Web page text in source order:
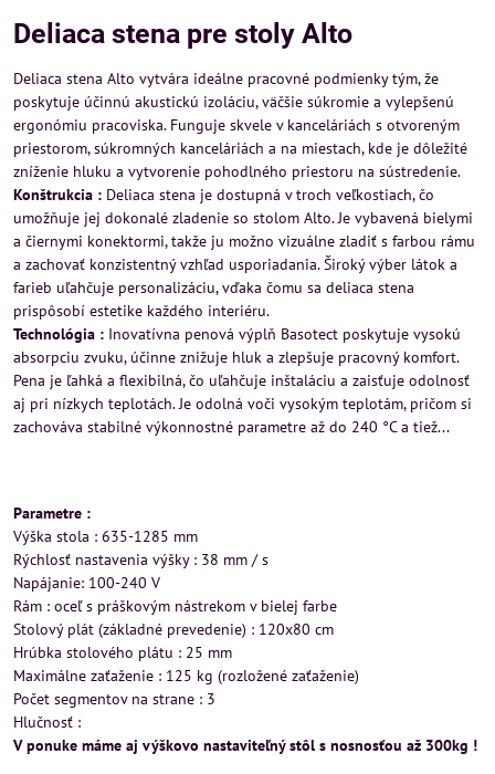
Deliaca stena pre stoly Alto
Deliaca stena Alto vytvára ideálne pracovné podmienky tým, že
poskytuje účinnú akustickú izoláciu, väčšie súkromie a vylepšenú
ergonómiu pracoviska. Funguje skvele v kanceláriách s otvoreným
priestorom, súkromných kanceláriách a na miestach, kde je dôležité
zníženie hluku a vytvorenie pohodlného priestoru na sústredenie.
Konštrukcia : Deliaca stena je dostupná v troch veľkostiach, čo
umožňuje jej dokonalé zladenie so stolom Alto. Je vybavená bielymi
a čiernymi konektormi, takže ju možno vizuálne zladiť s farbou rámu
a zachovať konzistentný vzhľad usporiadania. Široký výber látok a
farieb uľahčuje personalizáciu, vďaka čomu sa deliaca stena
prispôsobí estetike každého interiéru.
Technológia : Inovatívna penová výplň Basotect poskytuje vysokú
absorpciu zvuku, účinne znižuje hluk a zlepšuje pracovný komfort.
Pena je ľahká a flexibilná, čo uľahčuje inštaláciu a zaisťuje odolnosť
aj pri nízkych teplotách. Je odolná voči vysokým teplotám, pričom si
zachováva stabilné výkonnostné parametre až do 240 °C a tiež...
Parametre :
Výška stola : 635-1285 mm
Rýchlosť nastavenia výšky : 38 mm / s
Napájanie: 100-240 V
Rám : oceľ s práškovým nástrekom v bielej farbe
Stolový plát (základné prevedenie) : 120x80 cm
Hrúbka stolového plátu : 25 mm
Maximálne zaťaženie : 125 kg (rozložené zaťaženie)
Počet segmentov na strane : 3
Hlučnosť :
V ponuke máme aj výškovo nastaviteľný stôl s nosnosťou až 300kg !